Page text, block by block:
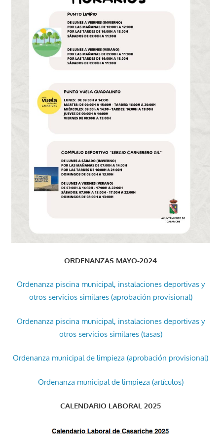
ORDENANZAS MAYO-2024
Ordenanza piscina municipal, instalaciones deportivas y
otros servicios similares (aprobación provisional)
Ordenanza piscina municipal, instalaciones deportivas y
otros servicios similares (tasas)
Ordenanza municipal de limpieza (aprobación provisional)
Ordenanza municipal de limpieza (artículos)
CALENDARIO LABORAL 2025